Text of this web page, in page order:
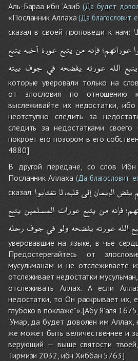
Аль-Бараа ибн ‘Азиб (Да будет
«Посланник Аллаха(Да благословит
сказал в своей проповеди к нам: لا
عوراتهم؛فإنهمنيتبععورةأخيهيتبع
يتبع الله عورته يفضحه في جوف بيته
которые уверовали только на
от злословия по отношению
выслеживайте их недостатки,
неотступно следить за
следить за недостатками своего
покроет его позором в его
4880]
В другой передаче, со слов Ибн
Посланник Аллаха(Да благословит
сказал: يفضالإيمانإلىقلبه،لاتغتابوا
فإنه منيتبععوراتالمسلمين يتبع
اللهعورتهيفضحهولوفيجوفرحله
уверовавшие на языке, в чье
Предостерегайтесь от
мусульманам и не отслеживаете
отслеживает недостатки
отслеживать Аллах. А если
недостатки, то Он раскрывает их,
глубоко в поклаже’’».[Абу Я’аля
‘Умар, да будет доволен им Аллах,
же может быть величественнее и
верующий — выше святости
Тирмизи 2032, ибн Хиббан 5763]